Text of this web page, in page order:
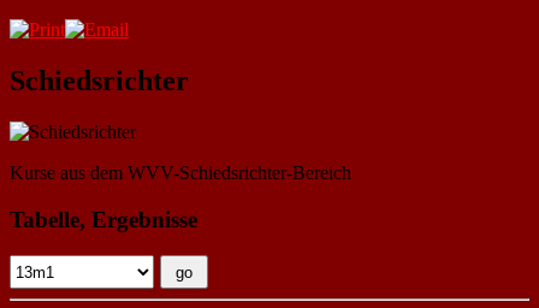
Schiedsrichter
Kurse aus dem WVV-Schiedsrichter-Bereich
Tabelle, Ergebnisse